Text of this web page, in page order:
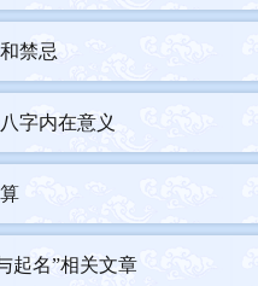
禁忌
字内在意义
起名”相关文章